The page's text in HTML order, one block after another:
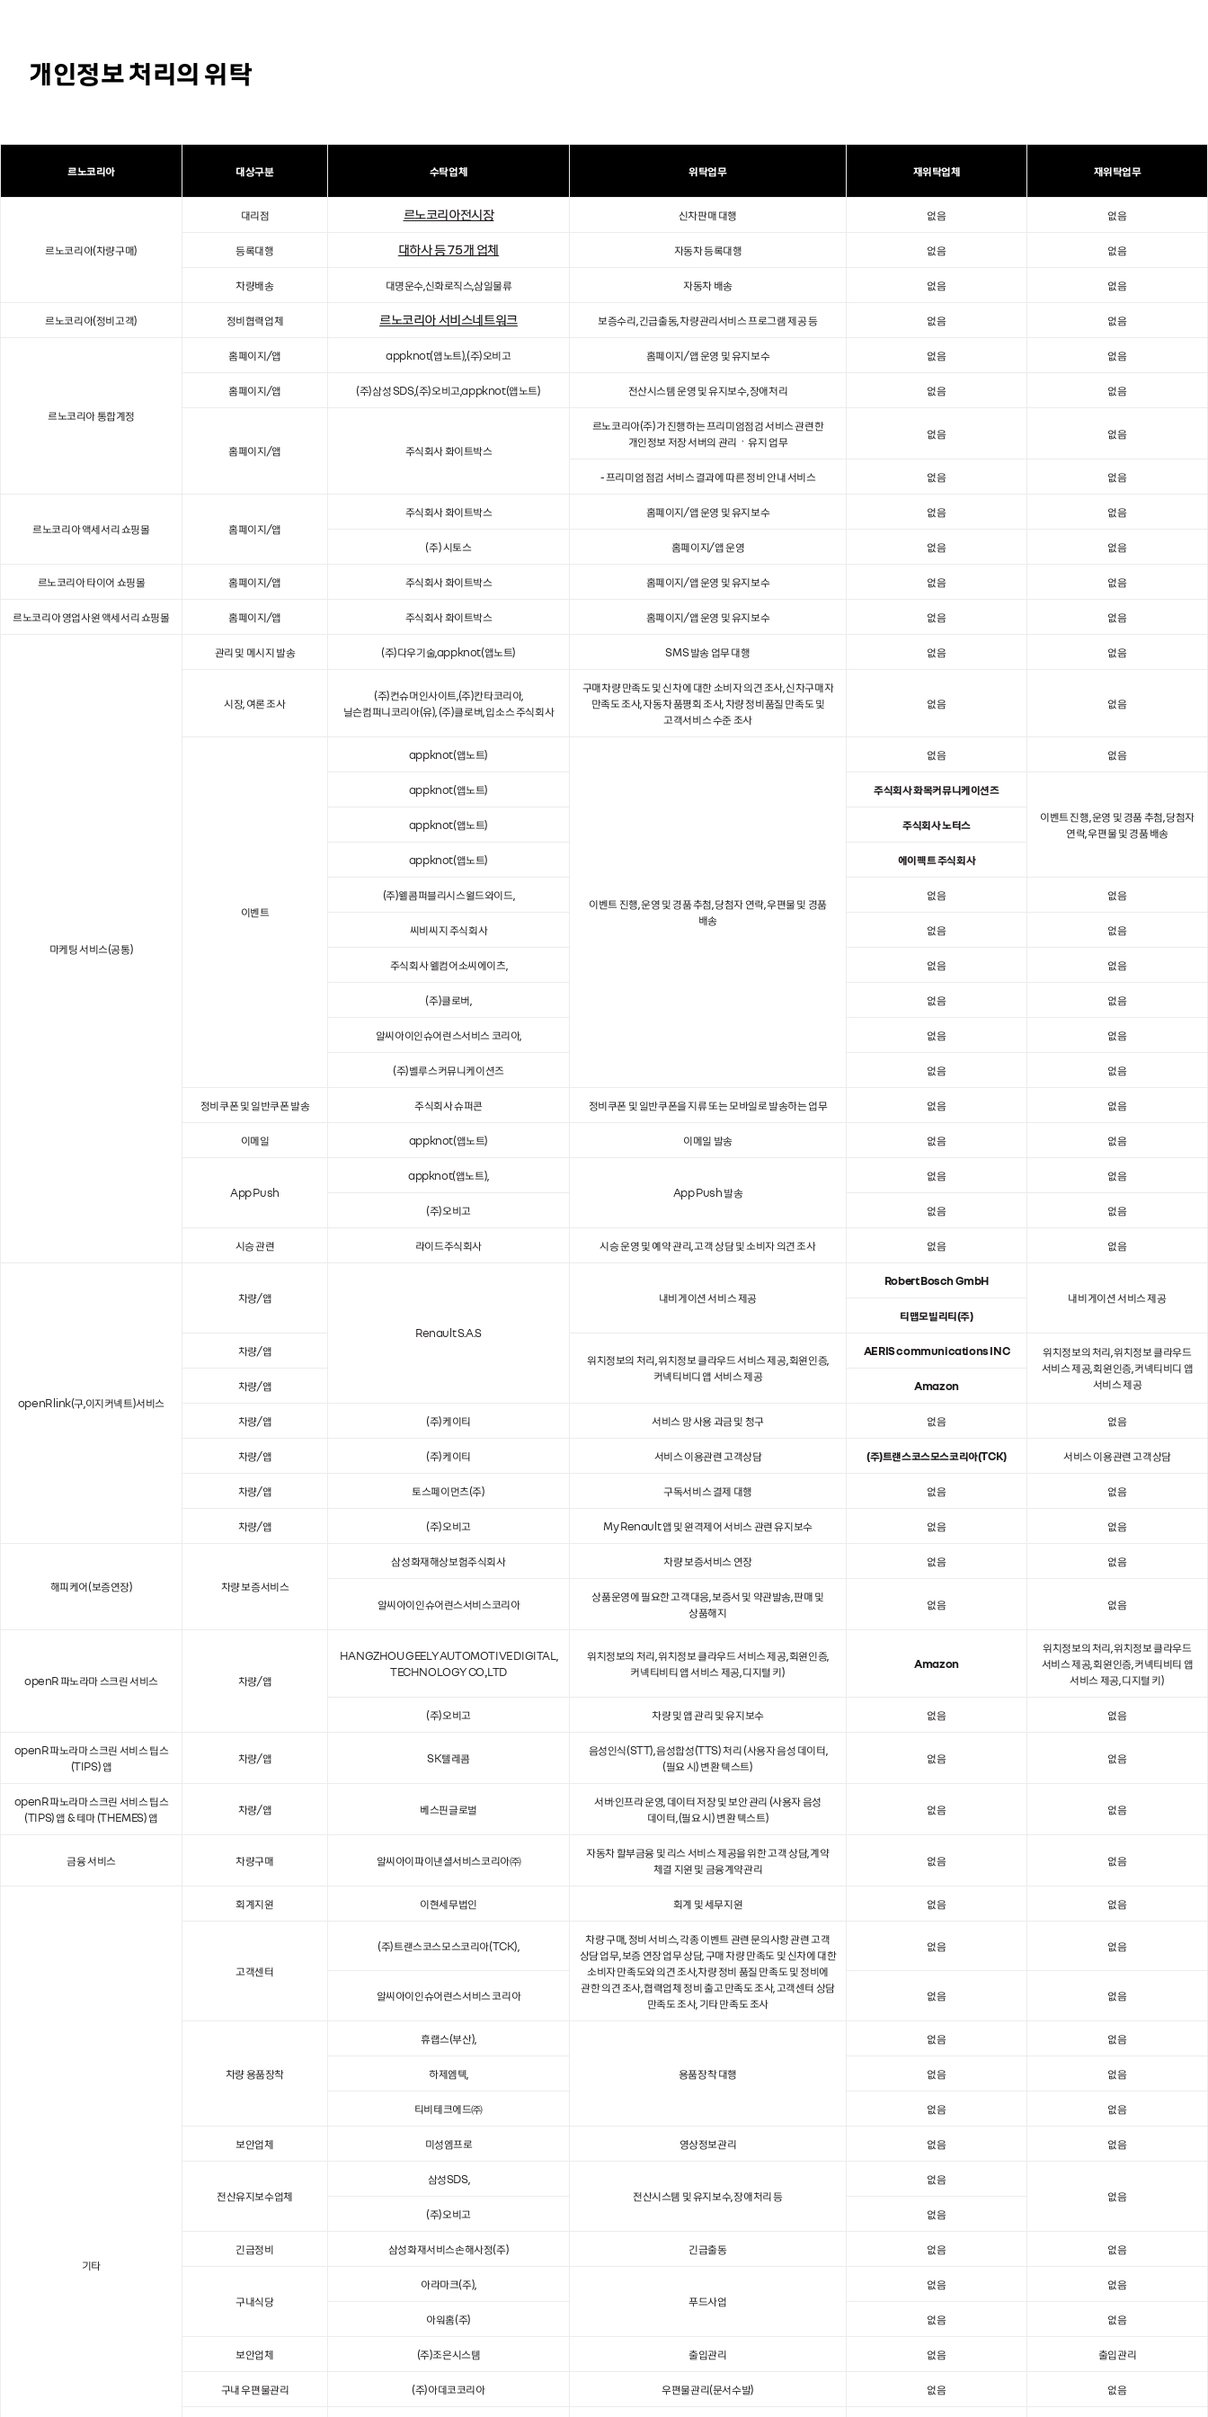
개인정보 처리의 위탁
르노코리아 대상구분 수탁업체 위탁업무 재위탁업체 재위탁업무
르노코리아(차량구매)
대리점 르노코리아전시장 신차판매 대행 없음 없음
등록대행 대하사 등 75개 업체 자동차 등록대행 없음 없음
차량배송 대명운수,신화로직스,삼일물류 자동차 배송 없음 없음
르노코리아(정비고객) 정비협력업체 르노코리아 서비스네트워크 보증수리, 긴급출동, 차량관리서비스 프로그램 제공 등 없음 없음
르노코리아 통합계정
홈페이지/앱 appknot(앱노트),(주)오비고 홈페이지/앱 운영 및 유지보수 없음 없음
홈페이지/앱 (주)삼성 SDS,(주)오비고,appknot(앱노트) 전산시스템 운영 및 유지보수, 장애처리 없음 없음
홈페이지/앱 주식회사 화이트박스
르노코리아(주)가 진행하는 프리미엄점검 서비스 관련한
개인정보 저장 서버의 관리ㆍ유지 업무
없음 없음
- 프리미엄 점검 서비스 결과에 따른 정비 안내 서비스 없음 없음
르노코리아 액세서리 쇼핑몰 홈페이지/앱
주식회사 화이트박스 홈페이지/앱 운영 및 유지보수 없음 없음
(주) 시토스 홈페이지/앱 운영 없음 없음
르노코리아 타이어 쇼핑몰 홈페이지/앱 주식회사 화이트박스 홈페이지/앱 운영 및 유지보수 없음 없음
르노코리아 영업사원 액세서리 쇼핑몰 홈페이지/앱 주식회사 화이트박스 홈페이지/앱 운영 및 유지보수 없음 없음
마케팅 서비스(공통)
관리 및 메시지 발송 (주)다우기술,appknot(앱노트) SMS 발송 업무 대행 없음 없음
시장, 여론 조사
(주)컨슈머인사이트,(주)칸타코리아,
닐슨컴퍼니코리아(유), (주)클로버, 입소스 주식회사
구매차량 만족도 및 신차에 대한 소비자 의견 조사, 신차구매자
만족도 조사, 자동차 품평회 조사, 차량 정비품질 만족도 및
고객서비스 수준 조사
없음 없음
이벤트
appknot(앱노트)
이벤트 진행, 운영 및 경품 추첨, 당첨자 연락, 우편물 및 경품
배송
없음 없음
appknot(앱노트)
주식회사 화목커뮤니케이션즈
이벤트 진행, 운영 및 경품 추첨, 당첨자
연락, 우편물 및 경품 배송
appknot(앱노트) 주식회사 노터스
appknot(앱노트) 에이펙트 주식회사
(주)웰콤퍼블리시스월드와이드, 없음 없음
씨비씨지 주식회사 없음 없음
주식회사 웰컴어소씨에이츠, 없음 없음
(주)클로버, 없음 없음
알씨아이인슈어런스서비스 코리아, 없음 없음
(주)벨루스커뮤니케이션즈 없음 없음
정비쿠폰 및 일반쿠폰 발송 주식회사 슈퍼콘 정비쿠폰 및 일반쿠폰을 지류 또는 모바일로 발송하는 업무 없음 없음
이메일 appknot(앱노트) 이메일 발송 없음 없음
App Push
appknot(앱노트),
App Push 발송
없음 없음
(주)오비고 없음 없음
시승 관련 라이드주식회사 시승 운영 및 예약 관리, 고객 상담 및 소비자 의견 조사 없음 없음
openR link(구,이지커넥트)서비스
차량/앱
Renault S.A.S
내비게이션 서비스 제공
Robert Bosch GmbH
내비게이션 서비스 제공
티맵모빌리티(주)
차량/앱
위치정보의 처리, 위치정보 클라우드 서비스 제공, 회원인증,
커넥티비디 앱 서비스 제공
AERIS communications INC
위치정보의 처리, 위치정보 클라우드
서비스 제공, 회원인증, 커넥티비디 앱
서비스 제공
차량/앱 Amazon
차량/앱 (주)케이티 서비스 망 사용 과금 및 청구 없음 없음
차량/앱 (주)케이티 서비스 이용관련 고객상담 (주)트랜스코스모스코리아(TCK) 서비스 이용관련 고객상담
차량/앱 토스페이먼츠(주) 구독서비스 결제 대행 없음 없음
차량/앱 (주)오비고 My Renault 앱 및 원격제어 서비스 관련 유지보수 없음 없음
해피케어(보증연장) 차량 보증서비스
삼성화재해상보험주식회사 차량 보증서비스 연장 없음 없음
알씨아이인슈어런스서비스코리아
상품운영에 필요한 고객대응, 보증서 및 약관발송, 판매 및
상품해지
없음 없음
openR 파노라마 스크린 서비스 차량/앱
HANGZHOU GEELY AUTOMOTIVE DIGITAL,
TECHNOLOGY CO.,LTD
위치정보의 처리, 위치정보 클라우드 서비스 제공, 회원인증,
커넥티비티 앱 서비스 제공, 디지털 키)
Amazon
위치정보의 처리, 위치정보 클라우드
서비스 제공, 회원인증, 커넥티비티 앱
서비스 제공, 디지털 키)
(주)오비고 차량 및 앱 관리 및 유지보수 없음 없음
openR 파노라마 스크린 서비스 팁스
(TIPS) 앱
차량/앱 SK텔레콤
음성인식(STT), 음성합성(TTS) 처리 (사용자 음성 데이터,
(필요 시) 변환 텍스트)
없음 없음
openR 파노라마 스크린 서비스 팁스
(TIPS) 앱 & 테마 (THEMES) 앱
차량/앱 베스핀글로벌
서버·인프라 운영, 데이터 저장 및 보안 관리 (사용자 음성
데이터, (필요 시) 변환 텍스트)
없음 없음
금융 서비스 차량구매 알씨아이파이낸셜서비스코리아㈜
자동차 할부금융 및 리스 서비스 제공을 위한 고객 상담, 계약
체결 지원 및 금융계약관리
없음 없음
기타
회계지원 이현세무법인 회계 및 세무지원 없음 없음
고객센터
(주)트랜스코스모스코리아(TCK),
차량 구매, 정비 서비스, 각종 이벤트 관련 문의사항 관련 고객
상담 업무, 보증 연장 업무 상담, 구매 차량 만족도 및 신차에 대한
소비자 만족도와 의견 조사,차량 정비 품질 만족도 및 정비에
관한 의견 조사, 협력업체 정비 출고 만족도 조사, 고객센터 상담
만족도 조사, 기타 만족도 조사
없음 없음
알씨아이인슈어런스서비스 코리아 없음 없음
차량 용품장착
휴랩스(부산),
용품장착 대행
없음 없음
하제엠텍, 없음 없음
티비테크에드㈜ 없음 없음
보안업체 미성엠프로 영상정보관리 없음 없음
전산유지보수업체
삼성SDS,
전산시스템 및 유지보수, 장애처리 등
없음
없음
(주)오비고
없음
긴급정비 삼성화재서비스손해사정(주) 긴급출동 없음 없음
구내식당
아라마크(주),
푸드사업
없음 없음
아워홈(주) 없음 없음
보안업체 (주)조은시스템 출입관리 없음 출입관리
구내 우편물관리 (주)아데코코리아 우편물관리(문서수발) 없음 없음